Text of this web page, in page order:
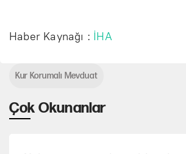
Haber Kaynağı : İHA
Çok Okunanlar
Kur Korumalı Mevduat